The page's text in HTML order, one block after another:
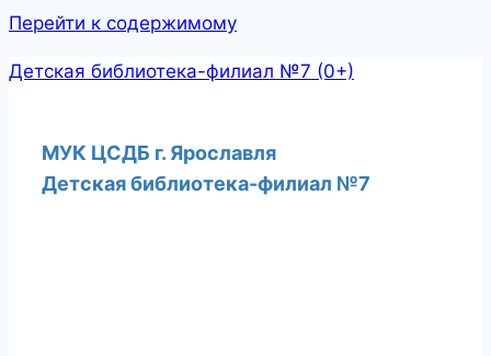
Перейти к содержимому
Детская библиотека-филиал №7 (0+)
МУК ЦСДБ г. Ярославля
Детская библиотека-филиал №7